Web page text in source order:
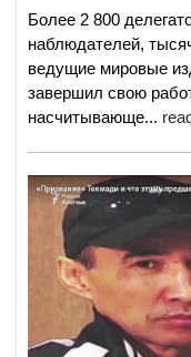
Более 2 800
наблюдателей,
ведущие мировые
завершил свою
насчитывающе...